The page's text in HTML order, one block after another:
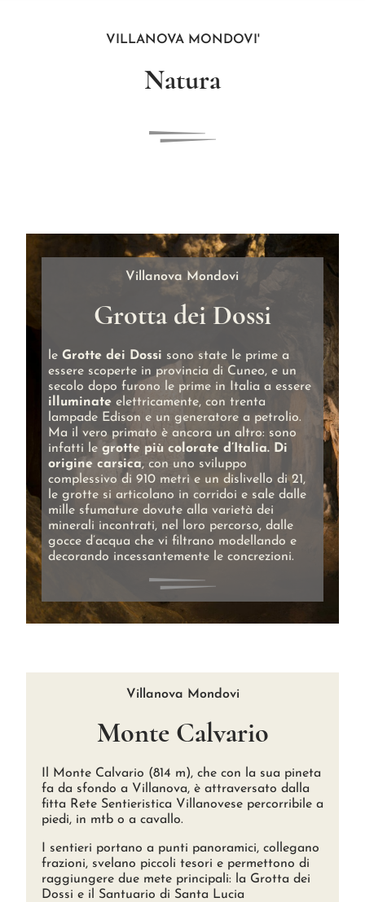
VILLANOVA MONDOVI'
Natura
Villanova Mondovi
Grotta dei Dossi
le Grotte dei Dossi sono state le prime a
essere scoperte in provincia di Cuneo, e un
secolo dopo furono le prime in Italia a essere
illuminateelettricamente, con trenta
lampade Edison e un generatore a petrolio.
Ma il vero primato è ancora un altro: sono
infatti le grotte più colorate d’Italia. Di
origine carsica, con uno sviluppo
complessivo di 910 metri e un dislivello di 21,
le grotte si articolano in corridoi e sale dalle
mille sfumature dovute alla varietà dei
minerali incontrati, nel loro percorso, dalle
gocce d’acqua che vi filtrano modellando e
decorando incessantemente le concrezioni.
Villanova Mondovi
Monte Calvario
Il Monte Calvario (814 m), che con la sua pineta
fa da sfondo a Villanova, è attraversato dalla
fitta Rete Sentieristica Villanovese percorribile a
piedi, in mtb o a cavallo.
I sentieri portano a punti panoramici, collegano
frazioni, svelano piccoli tesori e permettono di
raggiungere due mete principali: la Grotta dei
Dossi e il Santuario di Santa Lucia